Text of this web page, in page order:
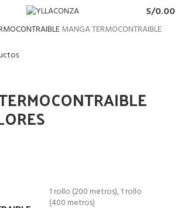
S/0.00
MANGA TERMOCONTRAIBLE
1 rollo (200 metros), 1 rollo
(400 metros)